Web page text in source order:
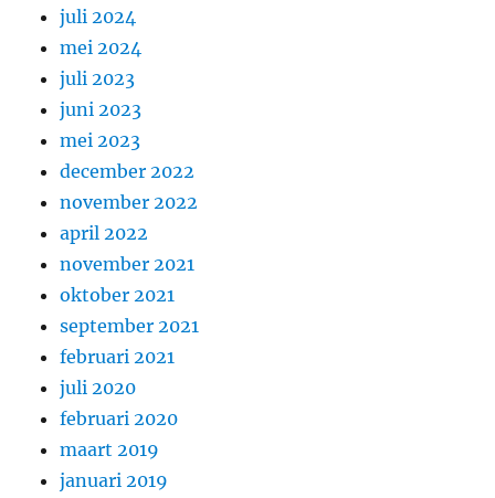
juli 2024
mei 2024
juli 2023
juni 2023
mei 2023
december 2022
november 2022
april 2022
november 2021
oktober 2021
september 2021
februari 2021
juli 2020
februari 2020
maart 2019
januari 2019